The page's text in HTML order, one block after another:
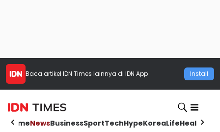
Baca artikel IDN Times lainnya di IDN App Install
HomeNewsBusinessSportTechHypeKoreaLifeHealth